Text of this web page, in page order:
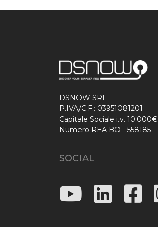
DSNOW SRL
P.IVA/C.F.: 03951081201
Capitale Sociale i.v. 10.000€
Numero REA BO - 558185
SOCIAL